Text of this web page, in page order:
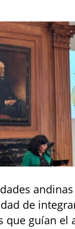
de
que guían el